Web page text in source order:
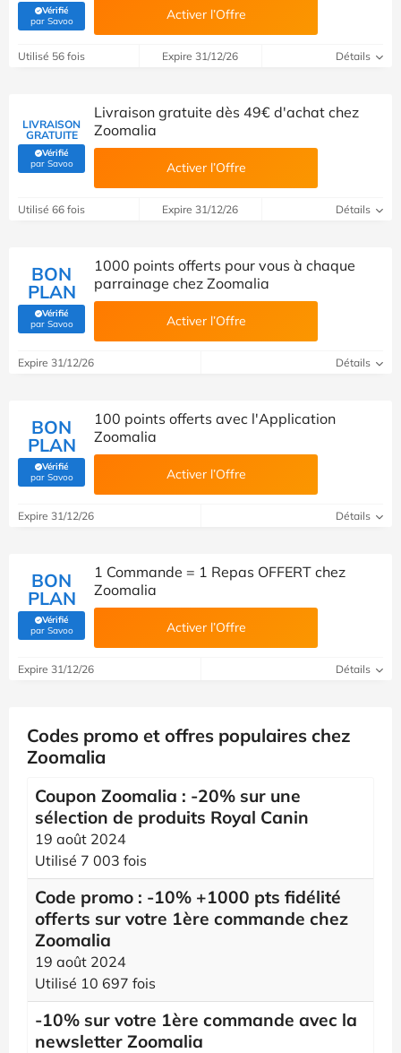
Vérifié
par Savoo(Vérifié par Savoo) Activer l’Offre
Utilisé 56 fois Expire 31/12/26 Détails
LIVRAISON
GRATUITE
Vérifié
par Savoo(Vérifié par Savoo)
Livraison gratuite dès 49€ d'achat chez
Zoomalia
Activer l’Offre
Utilisé 66 fois Expire 31/12/26 Détails
BON
PLAN
Vérifié
par Savoo(Vérifié par Savoo)
1000 points offerts pour vous à chaque
parrainage chez Zoomalia
Activer l’Offre
Expire 31/12/26 Détails
BON
PLAN
Vérifié
par Savoo(Vérifié par Savoo)
100 points offerts avec l'Application
Zoomalia
Activer l’Offre
Expire 31/12/26 Détails
BON
PLAN
Vérifié
par Savoo(Vérifié par Savoo)
1 Commande = 1 Repas OFFERT chez
Zoomalia
Activer l’Offre
Expire 31/12/26 Détails
Codes promo et offres populaires chez
Zoomalia
Coupon Zoomalia : -20% sur une
sélection de produits Royal Canin
19 août 2024
Utilisé 7 003 fois
Code promo : -10% +1000 pts fidélité
offerts sur votre 1ère commande chez
Zoomalia
19 août 2024
Utilisé 10 697 fois
-10% sur votre 1ère commande avec la
newsletter Zoomalia